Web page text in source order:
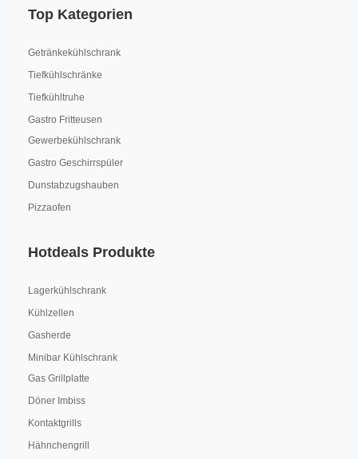
Top Kategorien
Getränkekühlschrank
Tiefkühlschränke
Tiefkühltruhe
Gastro Fritteusen
Gewerbekühlschrank
Gastro Geschirrspüler
Dunstabzugshauben
Pizzaofen
Hotdeals Produkte
Lagerkühlschrank
Kühlzellen
Gasherde
Minibar Kühlschrank
Gas Grillplatte
Döner Imbiss
Kontaktgrills
Hähnchengrill